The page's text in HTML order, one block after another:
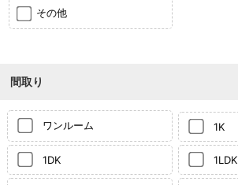
その他
間取り
ワンルーム 1K
1DK 1LDK